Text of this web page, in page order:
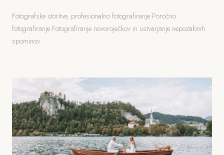
Fotografske storitve, profesionalno fotografiranje Poročno
fotografiranje Fotografiranje novoroječkov in ustvarjanje nepozabnih
spominov